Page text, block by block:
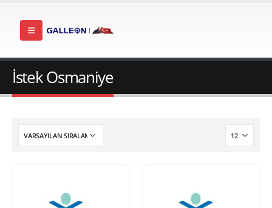
İstek Osmaniye